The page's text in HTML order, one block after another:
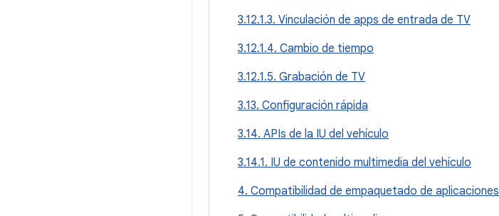
3.12.1.3. Vinculación de apps de entrada de TV
3.12.1.4. Cambio de tiempo
3.12.1.5. Grabación de TV
3.13. Configuración rápida
3.14. APIs de la IU del vehículo
3.14.1. IU de contenido multimedia del vehículo
4. Compatibilidad de empaquetado de aplicaciones